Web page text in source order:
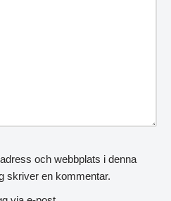
och webbplats i denna
skriver en kommentar.